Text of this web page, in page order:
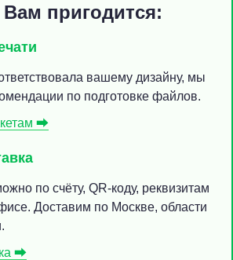
пригодится:
вашему дизайну, мы
по подготовке файлов.
⮕
по счёту, QR-коду, реквизитам
Доставим по Москве, области
⮕